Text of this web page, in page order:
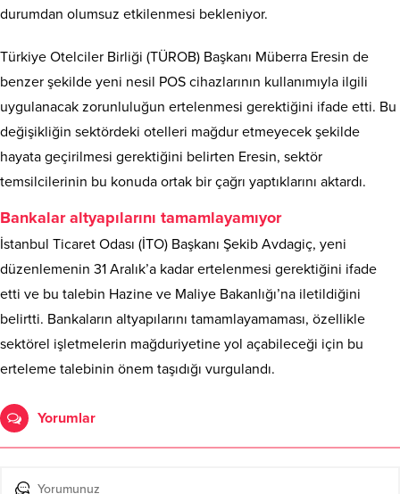
durumdan olumsuz etkilenmesi bekleniyor.
Türkiye Otelciler Birliği (TÜROB) Başkanı Müberra Eresin de
benzer şekilde yeni nesil POS cihazlarının kullanımıyla ilgili
uygulanacak zorunluluğun ertelenmesi gerektiğini ifade etti. Bu
değişikliğin sektördeki otelleri mağdur etmeyecek şekilde
hayata geçirilmesi gerektiğini belirten Eresin, sektör
temsilcilerinin bu konuda ortak bir çağrı yaptıklarını aktardı.
Bankalar altyapılarını tamamlayamıyor
İstanbul Ticaret Odası (İTO) Başkanı Şekib Avdagiç, yeni
düzenlemenin 31 Aralık’a kadar ertelenmesi gerektiğini ifade
etti ve bu talebin Hazine ve Maliye Bakanlığı’na iletildiğini
belirtti. Bankaların altyapılarını tamamlayamaması, özellikle
sektörel işletmelerin mağduriyetine yol açabileceği için bu
erteleme talebinin önem taşıdığı vurgulandı.
Yorumlar